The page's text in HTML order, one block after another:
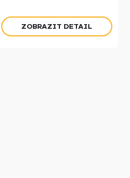
ZOBRAZIT DETAIL